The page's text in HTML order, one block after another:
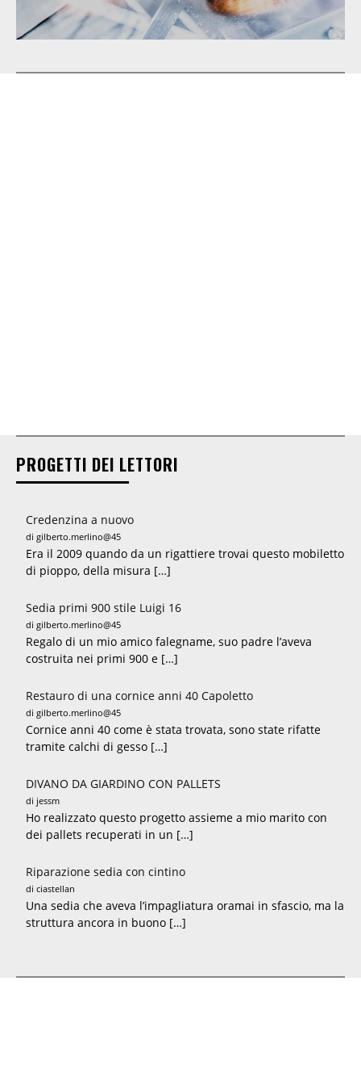
PROGETTI DEI LETTORI
Credenzina a nuovo
di gilberto.merlino@45
Era il 2009 quando da un rigattiere trovai questo mobiletto
di pioppo, della misura […]
Sedia primi 900 stile Luigi 16
di gilberto.merlino@45
Regalo di un mio amico falegname, suo padre l’aveva
costruita nei primi 900 e […]
Restauro di una cornice anni 40 Capoletto
di gilberto.merlino@45
Cornice anni 40 come è stata trovata, sono state rifatte
tramite calchi di gesso […]
DIVANO DA GIARDINO CON PALLETS
di jessm
Ho realizzato questo progetto assieme a mio marito con
dei pallets recuperati in un […]
Riparazione sedia con cintino
di ciastellan
Una sedia che aveva l’impagliatura oramai in sfascio, ma la
struttura ancora in buono […]